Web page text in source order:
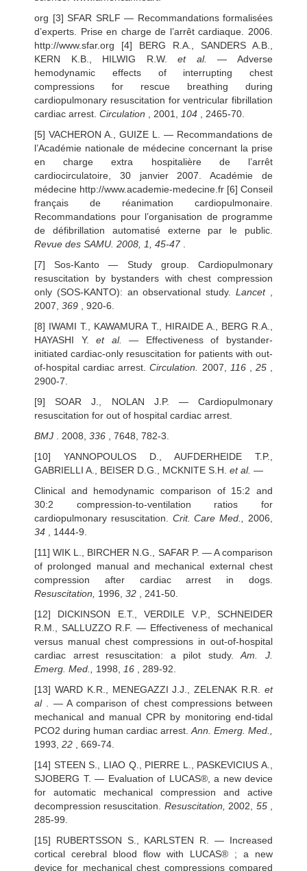
org [3] SFAR SRLF — Recommandations formalisées
d’experts. Prise en charge de l’arrêt cardiaque. 2006.
http://www.sfar.org [4] BERG R.A., SANDERS A.B.,
KERN K.B., HILWIG R.W.et al.— Adverse
hemodynamic effects of interrupting chest
compressions for rescue breathing during
cardiopulmonary resuscitation for ventricular fibrillation
cardiac arrest. Circulation , 2001, 104 , 2465-70.
[5] VACHERON A., GUIZE L. — Recommandations de
l’Académie nationale de médecine concernant la prise
en charge extra hospitalière de l’arrêt
cardiocirculatoire, 30 janvier 2007. Académie de
médecine http://www.academie-medecine.fr [6] Conseil
français de réanimation cardiopulmonaire.
Recommandations pour l’organisation de programme
de défibrillation automatisé externe par le public.
Revue des SAMU. 2008, 1, 45-47.
[7] Sos-Kanto — Study group. Cardiopulmonary
resuscitation by bystanders with chest compression
only (SOS-KANTO): an observational study.Lancet,
2007, 369 , 920-6.
[8] IWAMI T., KAWAMURA T., HIRAIDE A., BERG R.A.,
HAYASHI Y.et al.— Effectiveness of bystander-
initiated cardiac-only resuscitation for patients with out-
of-hospital cardiac arrest.Circulation. 2007, 116, 25,
2900-7.
[9] SOAR J., NOLAN J.P. — Cardiopulmonary
resuscitation for out of hospital cardiac arrest.
BMJ . 2008, 336 , 7648, 782-3.
[10] YANNOPOULOS D., AUFDERHEIDE T.P.,
GABRIELLI A., BEISER D.G., MCKNITE S.H. et al. —
Clinical and hemodynamic comparison of 15:2 and
30:2 compression-to-ventilation ratios for
cardiopulmonary resuscitation. Crit. Care Med., 2006,
34 , 1444-9.
[11] WIK L., BIRCHER N.G., SAFAR P. — A comparison
of prolonged manual and mechanical external chest
compression after cardiac arrest in dogs.
Resuscitation, 1996, 32 , 241-50.
[12] DICKINSON E.T., VERDILE V.P., SCHNEIDER
R.M., SALLUZZO R.F. — Effectiveness of mechanical
versus manual chest compressions in out-of-hospital
cardiac arrest resuscitation: a pilot study.Am. J.
Emerg. Med., 1998, 16 , 289-92.
[13] WARD K.R., MENEGAZZI J.J., ZELENAK R.R. et
al. — A comparison of chest compressions between
mechanical and manual CPR by monitoring end-tidal
PCO2 during human cardiac arrest. Ann. Emerg. Med.,
1993, 22 , 669-74.
[14] STEEN S., LIAO Q., PIERRE L., PASKEVICIUS A.,
SJOBERG T. — Evaluation of LUCAS®, a new device
for automatic mechanical compression and active
decompression resuscitation. Resuscitation, 2002, 55,
285-99.
[15] RUBERTSSON S., KARLSTEN R. — Increased
cortical cerebral blood flow with LUCAS® ; a new
device for mechanical chest compressions compared